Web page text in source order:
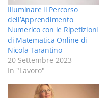
Illuminare il Percorso
dell’Apprendimento
Numerico con le Ripetizioni
di Matematica Online di
Nicola Tarantino
20 Settembre 2023
In "Lavoro"